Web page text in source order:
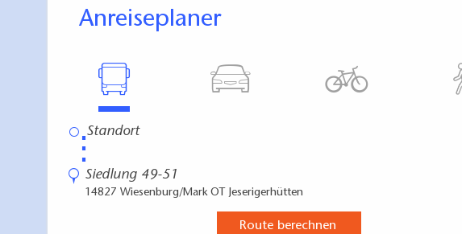
Anreiseplaner
⋮
Siedlung 49-51
14827 Wiesenburg/Mark OT Jeserigerhütten
Route berechnen